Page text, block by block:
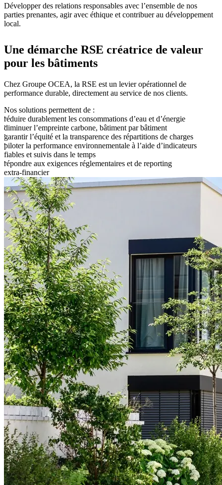
Développer des relations responsables avec l’ensemble de nos
parties prenantes, agir avec éthique et contribuer au développement
local.
Une démarche RSE créatrice de valeur
pour les bâtiments
Chez Groupe OCEA, la RSE est un levier opérationnel de
performance durable, directement au service de nos clients.
Nos solutions permettent de :
réduire durablement les consommations d’eau et d’énergie
diminuer l’empreinte carbone, bâtiment par bâtiment
garantir l’équité et la transparence des répartitions de charges
piloter la performance environnementale à l’aide d’indicateurs
fiables et suivis dans le temps
répondre aux exigences réglementaires et de reporting
extra‑financier